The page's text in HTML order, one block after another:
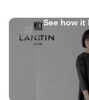
See how it